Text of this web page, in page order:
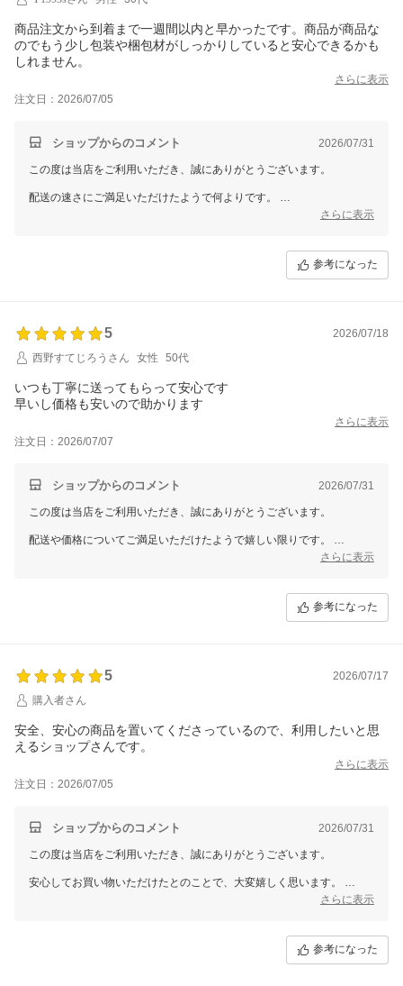
商品注文から到着まで一週間以内と早かったです。商品が商品な
のでもう少し包装や梱包材がしっかりしていると安心できるかも
しれません。
さらに表示
注文日：2026/07/05
ショップからのコメント 2026/07/31
この度は当店をご利用いただき、誠にありがとうございます。
配送の速さにご満足いただけたようで何よりです。
一方で、包装や梱包材についてのご意見をいただき感謝いたします。
さらに表示
参考になった
5
2026/07/18
西野すてじろうさん
女性 50代
いつも丁寧に送ってもらって安心です
早いし価格も安いので助かります
さらに表示
注文日：2026/07/07
ショップからのコメント 2026/07/31
この度は当店をご利用いただき、誠にありがとうございます。
配送や価格についてご満足いただけたようで嬉しい限りです。
さらに表示
参考になった
5
2026/07/17
購入者さん
安全、安心の商品を置いてくださっているので、利用したいと思
えるショップさんです。
さらに表示
注文日：2026/07/05
ショップからのコメント 2026/07/31
この度は当店をご利用いただき、誠にありがとうございます。
安心してお買い物いただけたとのことで、大変嬉しく思います。
これからも安全で安心できる商品をお届けできるよう、努めてまいりま
さらに表示
参考になった